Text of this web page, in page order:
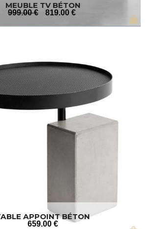
MEUBLE TV BÉTON
999.00 € 819.00 €
APPOINT BÉTON
659.00 €